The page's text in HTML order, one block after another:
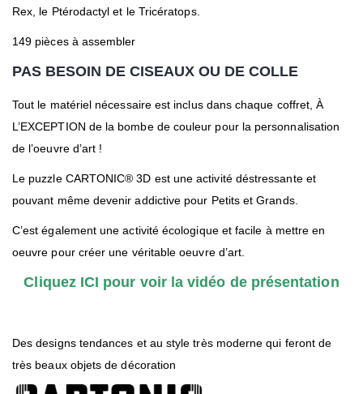
Rex, le Ptérodactyl et le Tricératops.
149 pièces à assembler
PAS BESOIN DE CISEAUX OU DE COLLE
Tout le matériel nécessaire est inclus dans chaque coffret, À
L’EXCEPTION de la bombe de couleur pour la personnalisation
de l’oeuvre d’art !
Le puzzle CARTONIC® 3D est une activité déstressante et
pouvant même devenir addictive pour Petits et Grands.
C’est également une activité écologique et facile à mettre en
oeuvre pour créer une véritable oeuvre d’art.
Cliquez ICI pour voir la vidéo de présentation
Des designs tendances et au style très moderne qui feront de
très beaux objets de décoration